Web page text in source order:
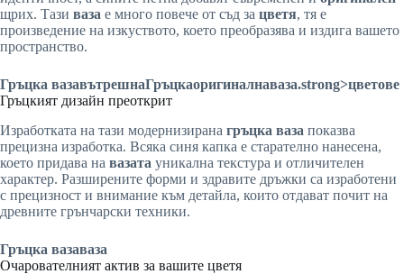
щрих. Тази ваза е много повече от съд за цветя, тя е
произведение на изкуството, което преобразява и издига вашето
пространство.
Гръцка вазавътрешнаГръцкаоригиналнаваза.strong>цветове
Гръцкият дизайн преоткрит
Изработката на тази модернизирана гръцка ваза показва
прецизна изработка. Всяка синя капка е старателно нанесена,
което придава на вазата уникална текстура и отличителен
характер. Разширените форми и здравите дръжки са изработени
с прецизност и внимание към детайла, които отдават почит на
древните грънчарски техники.
Гръцка вазаваза
Очарователният актив за вашите цветя